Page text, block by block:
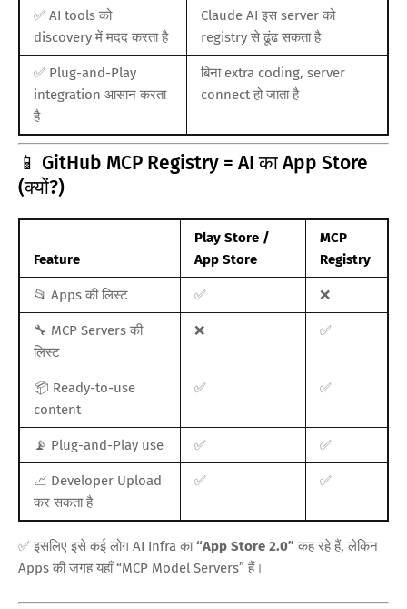
✅ AI tools को
discovery में मदद करता है
Claude AI इस server को
registry से ढूंढ सकता है
✅ Plug-and-Play
integration आसान करता
है
बिना extra coding, server
connect हो जाता है
📱 GitHub MCP Registry = AI का App Store
(क्यों?)
Feature
Play Store /
App Store
MCP
Registry
📂 Apps की लिस्ट ✅ ❌
🔧 MCP Servers की
लिस्ट
❌ ✅
📦 Ready-to-use
content
✅ ✅
📡 Plug-and-Play use ✅ ✅
📈 Developer Upload
कर सकता है
✅ ✅
✅ इसलिए इसे कई लोग AI Infra का“App Store 2.0” कह रहे हैं, लेकिन
Apps की जगह यहाँ “MCP Model Servers” हैं।